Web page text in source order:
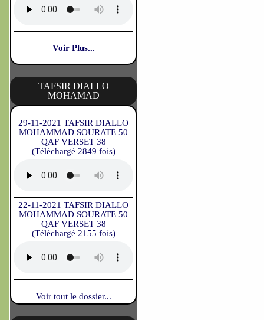
Voir Plus...
TAFSIR DIALLO
MOHAMAD
29-11-2021 TAFSIR DIALLO
MOHAMMAD SOURATE 50
QAF VERSET 38
(Téléchargé 2849 fois)
22-11-2021 TAFSIR DIALLO
MOHAMMAD SOURATE 50
QAF VERSET 38
(Téléchargé 2155 fois)
Voir tout le dossier...